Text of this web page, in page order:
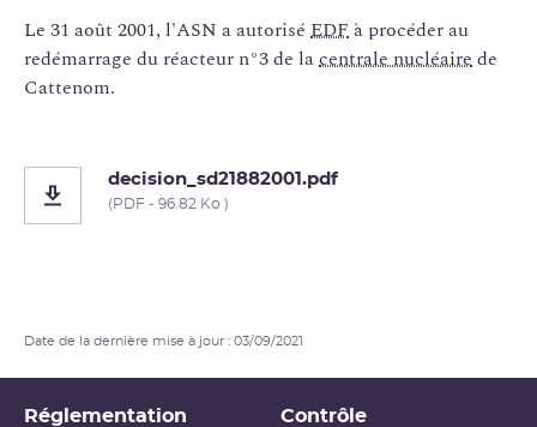
Le 31 août 2001, l'ASN a autorisé EDFà procéder au
redémarrage du réacteur n°3 de lacentrale nucléairede
Cattenom.
decision_sd21882001.pdf
(PDF - 96.82 Ko )
Date de la dernière mise à jour : 03/09/2021
Réglementation Contrôle